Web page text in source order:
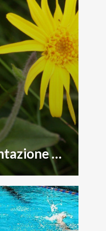
Centro documentazione aree protette